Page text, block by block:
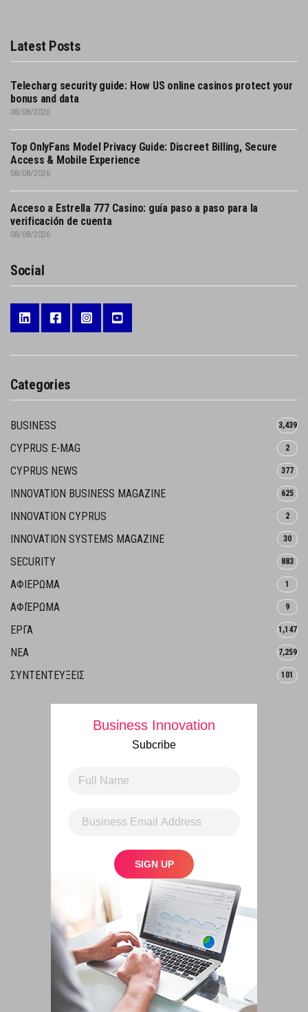
Latest Posts
Telecharg security guide: How US online casinos protect your
bonus and data
08/08/2026
Top OnlyFans Model Privacy Guide: Discreet Billing, Secure
Access & Mobile Experience
08/08/2026
Acceso a Estrella 777 Casino: guía paso a paso para la
verificación de cuenta
08/08/2026
Social
Categories
BUSINESS 3,439
CYPRUS E-MAG 2
CYPRUS NEWS 377
INNOVATION BUSINESS MAGAZINE 625
INNOVATION CYPRUS 2
INNOVATION SYSTEMS MAGAZINE 30
SECURITY 883
ΑΦΙΕΡΩΜΑ 1
ΑΦΙΈΡΩΜΑ 9
ΕΡΓΑ 1,147
ΝΕΑ 7,259
ΣΥΝΤΕΝΤΕΥΞΕΙΣ 101
Business Innovation
Subcribe